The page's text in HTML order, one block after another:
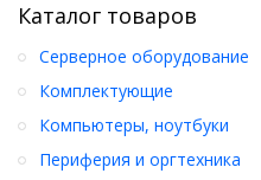
Каталог товаров
Серверное оборудование
Комплектующие
Компьютеры, ноутбуки
Периферия и оргтехника